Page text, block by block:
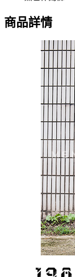
商品詳情